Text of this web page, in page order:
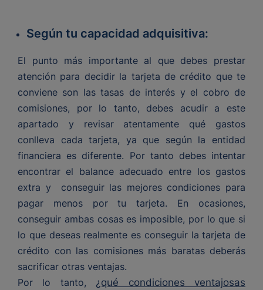
Según tu capacidad adquisitiva:
El punto más importante al que debes prestar
atención para decidir la tarjeta de crédito que te
conviene son las tasas de interés y el cobro de
comisiones, por lo tanto, debes acudir a este
apartado y revisar atentamente qué gastos
conlleva cada tarjeta, ya que según la entidad
financiera es diferente. Por tanto debes intentar
encontrar el balance adecuado entre los gastos
extra y conseguir las mejores condiciones para
pagar menos por tu tarjeta. En ocasiones,
conseguir ambas cosas es imposible, por lo que si
lo que deseas realmente es conseguir la tarjeta de
crédito con las comisiones más baratas deberás
sacrificar otras ventajas.
Por lo tanto, ¿qué condiciones ventajosas